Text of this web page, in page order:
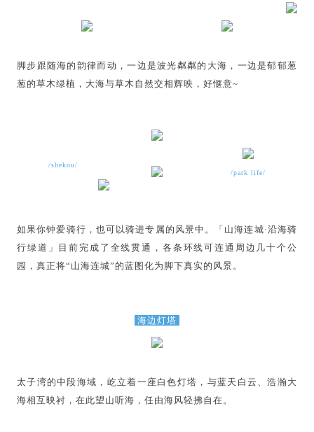
脚步跟随海的韵律而动，一边是波光粼粼的大海，一边是郁郁葱
葱的草木绿植，大海与草木自然交相辉映，好惬意~
/shekou/
/park life/
如果你钟爱骑行，也可以骑进专属的风景中。「山海连城·沿海骑
行绿道」目前完成了全线贯通，各条环线可连通周边几十个公
园，真正将“山海连城”的蓝图化为脚下真实的风景。
海边灯塔
太子湾的中段海域，屹立着一座白色灯塔，与蓝天白云、浩瀚大
海相互映衬，在此望山听海，任由海风轻拂自在。